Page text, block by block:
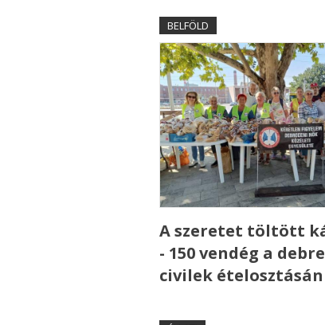
BELFÖLD
A szeretet töltött
- 150 vendég a
civilek ételosztásán